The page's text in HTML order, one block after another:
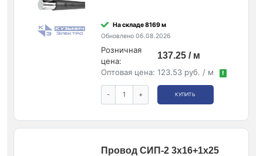
На складе 8169 м
Обновлено 06.08.2026
Розничная
цена:
137.25 / м
Оптовая цена: 123.53 руб. / м !
- + КУПИТЬ
Провод СИП-2 3х16+1х25